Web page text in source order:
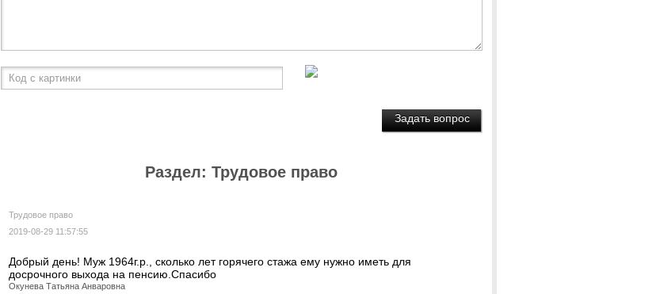
Код с картинки
Раздел: Трудовое право
Трудовое право
2019-08-29 11:57:55
Добрый день! Муж 1964г.р., сколько лет горячего стажа ему нужно иметь для
досрочного выхода на пенсию.Спасибо
Окунева Татьяна Анваровна